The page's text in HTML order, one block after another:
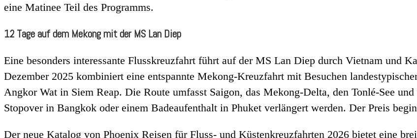
eine Matinee Teil des Programms.
12 Tage auf dem Mekong mit der MS Lan Diep
Eine besonders interessante Flusskreuzfahrt führt auf der MS Lan Diep durch Vietnam und
Dezember 2025 kombiniert eine entspannte Mekong-Kreuzfahrt mit Besuchen
Angkor Wat in Siem Reap. Die Route umfasst Saigon, das Mekong-Delta, den Tonlé-See
Stopover in Bangkok oder einem Badeaufenthalt in Phuket verlängert werden. Der Preis
Der neue Katalog von Phoenix Reisen für Fluss- und Küstenkreuzfahrten 2026 bietet eine